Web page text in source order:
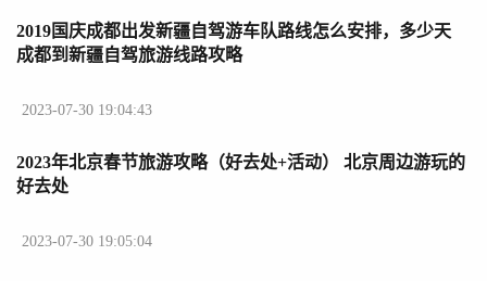
2019国庆成都出发新疆自驾游车队路线怎么安排，多少天
成都到新疆自驾旅游线路攻略
2023-07-30 19:04:43
2023年北京春节旅游攻略（好去处+活动） 北京周边游玩的
好去处
2023-07-30 19:05:04